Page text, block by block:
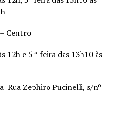
Centro
12h e 5 ª feira das 13h10 às
Rua Zephiro Pucinelli, s/nº